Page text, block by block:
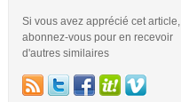
Si vous avez apprécié cet article,
abonnez-vous pour en recevoir
d'autres similaires